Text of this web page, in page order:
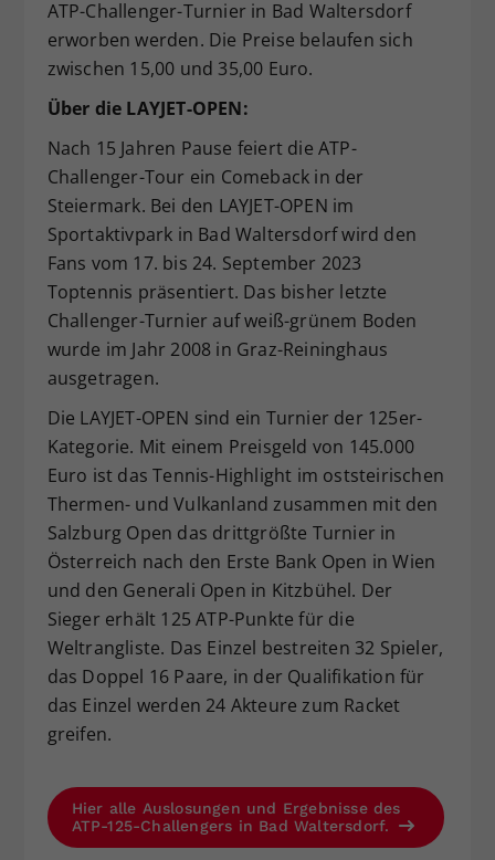
ATP-Challenger-Turnier in Bad Waltersdorf
erworben werden. Die Preise belaufen sich
zwischen 15,00 und 35,00 Euro.
Über die LAYJET-OPEN:
Nach 15 Jahren Pause feiert die ATP-
Challenger-Tour ein Comeback in der
Steiermark. Bei den LAYJET-OPEN im
Sportaktivpark in Bad Waltersdorf wird den
Fans vom 17. bis 24. September 2023
Toptennis präsentiert. Das bisher letzte
Challenger-Turnier auf weiß-grünem Boden
wurde im Jahr 2008 in Graz-Reininghaus
ausgetragen.
Die LAYJET-OPEN sind ein Turnier der 125er-
Kategorie. Mit einem Preisgeld von 145.000
Euro ist das Tennis-Highlight im oststeirischen
Thermen- und Vulkanland zusammen mit den
Salzburg Open das drittgrößte Turnier in
Österreich nach den Erste Bank Open in Wien
und den Generali Open in Kitzbühel. Der
Sieger erhält 125 ATP-Punkte für die
Weltrangliste. Das Einzel bestreiten 32 Spieler,
das Doppel 16 Paare, in der Qualifikation für
das Einzel werden 24 Akteure zum Racket
greifen.
Hier alle Auslosungen und Ergebnisse des
ATP-125-Challengers in Bad Waltersdorf.